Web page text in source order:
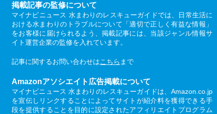
掲載記事の監修について
マイナビニュース 水まわりのレスキューガイドでは、日常生活に
おける水まわりのトラブルについて「適切で正しく有益な情報」
をお客様に届けられるよう、掲載記事には、当該ジャンル情報サ
イト運営企業の監修を入れています。
記事に関するお問い合わせはこちら まで
Amazonアソシエイト広告掲載について
マイナビニュース 水まわりのレスキューガイドは、Amazon.co.jp
を宣伝しリンクすることによってサイトが紹介料を獲得できる手
段を提供することを目的に設定されたアフィリエイトプログラム